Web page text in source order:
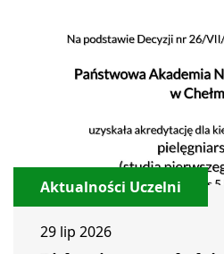
Aktualności Uczelni
29 lip 2026